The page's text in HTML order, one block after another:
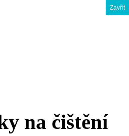
na čištění
Zavřít